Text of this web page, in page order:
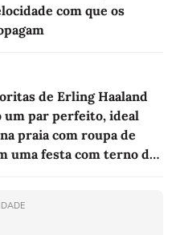
com que os
de Erling Haaland
um par perfeito, ideal
praia com roupa de
uma festa com terno de